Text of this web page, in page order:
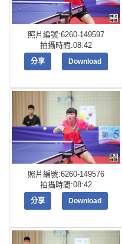
照片編號:6260-149597
拍攝時間:08:42
分享 Download
照片編號:6260-149576
拍攝時間:08:42
分享 Download